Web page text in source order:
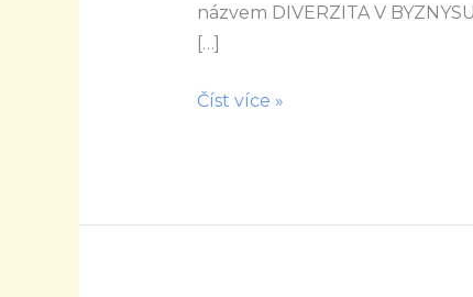
názvem DIVERZITA V
[…]
Číst více »